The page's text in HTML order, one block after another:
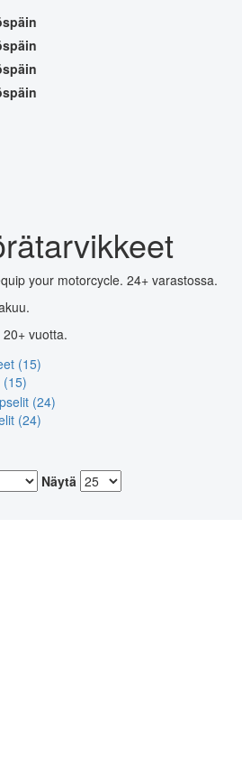
your motorcycle. 24+ varastossa.
vuotta.
(15)
(24)
Näytä